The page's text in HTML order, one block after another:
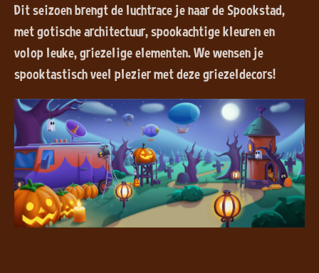
Dit seizoen brengt de luchtrace je naar de Spookstad,
met gotische architectuur, spookachtige kleuren en
volop leuke, griezelige elementen. We wensen je
spooktastisch veel plezier met deze griezeldecors!